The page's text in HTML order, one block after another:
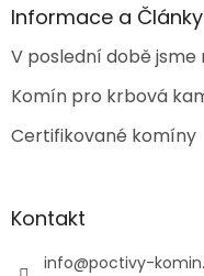
aInformace a Články
V poslední době jsme
Komín pro krbová
Certifikované komíny
Kontakt
info@poctivy-